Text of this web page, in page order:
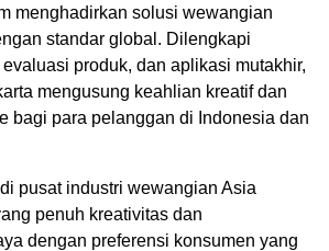
menghadirkan solusi wewangian
standar global. Dilengkapi
evaluasi produk, dan aplikasi mutakhir,
mengusung keahlian kreatif dan
bagi para pelanggan di Indonesia dan
pusat industri wewangian Asia
penuh kreativitas dan
dengan preferensi konsumen yang